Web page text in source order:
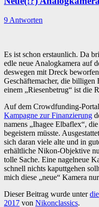
9 Antworten
Es ist schon erstaunlich. Da
edle neue Analogkamera auf
deswegen mit Dreck
Geschäftemacher, die billigen
einem „Riesenbetrug“ ist die
Auf dem Crowdfunding-
Kampagne zur Finanzierung
namens „Ihagee Elbaflex“,
begeistern müsste.
sich daran viele alte und in
erhältliche Nikon-Objektive
tolle Sache. Eine nagelneue
schnell nichts kaputtgehen
mich diese „neue“ Kamera
Dieser Beitrag wurde unter
2017 von Nikonclassics.